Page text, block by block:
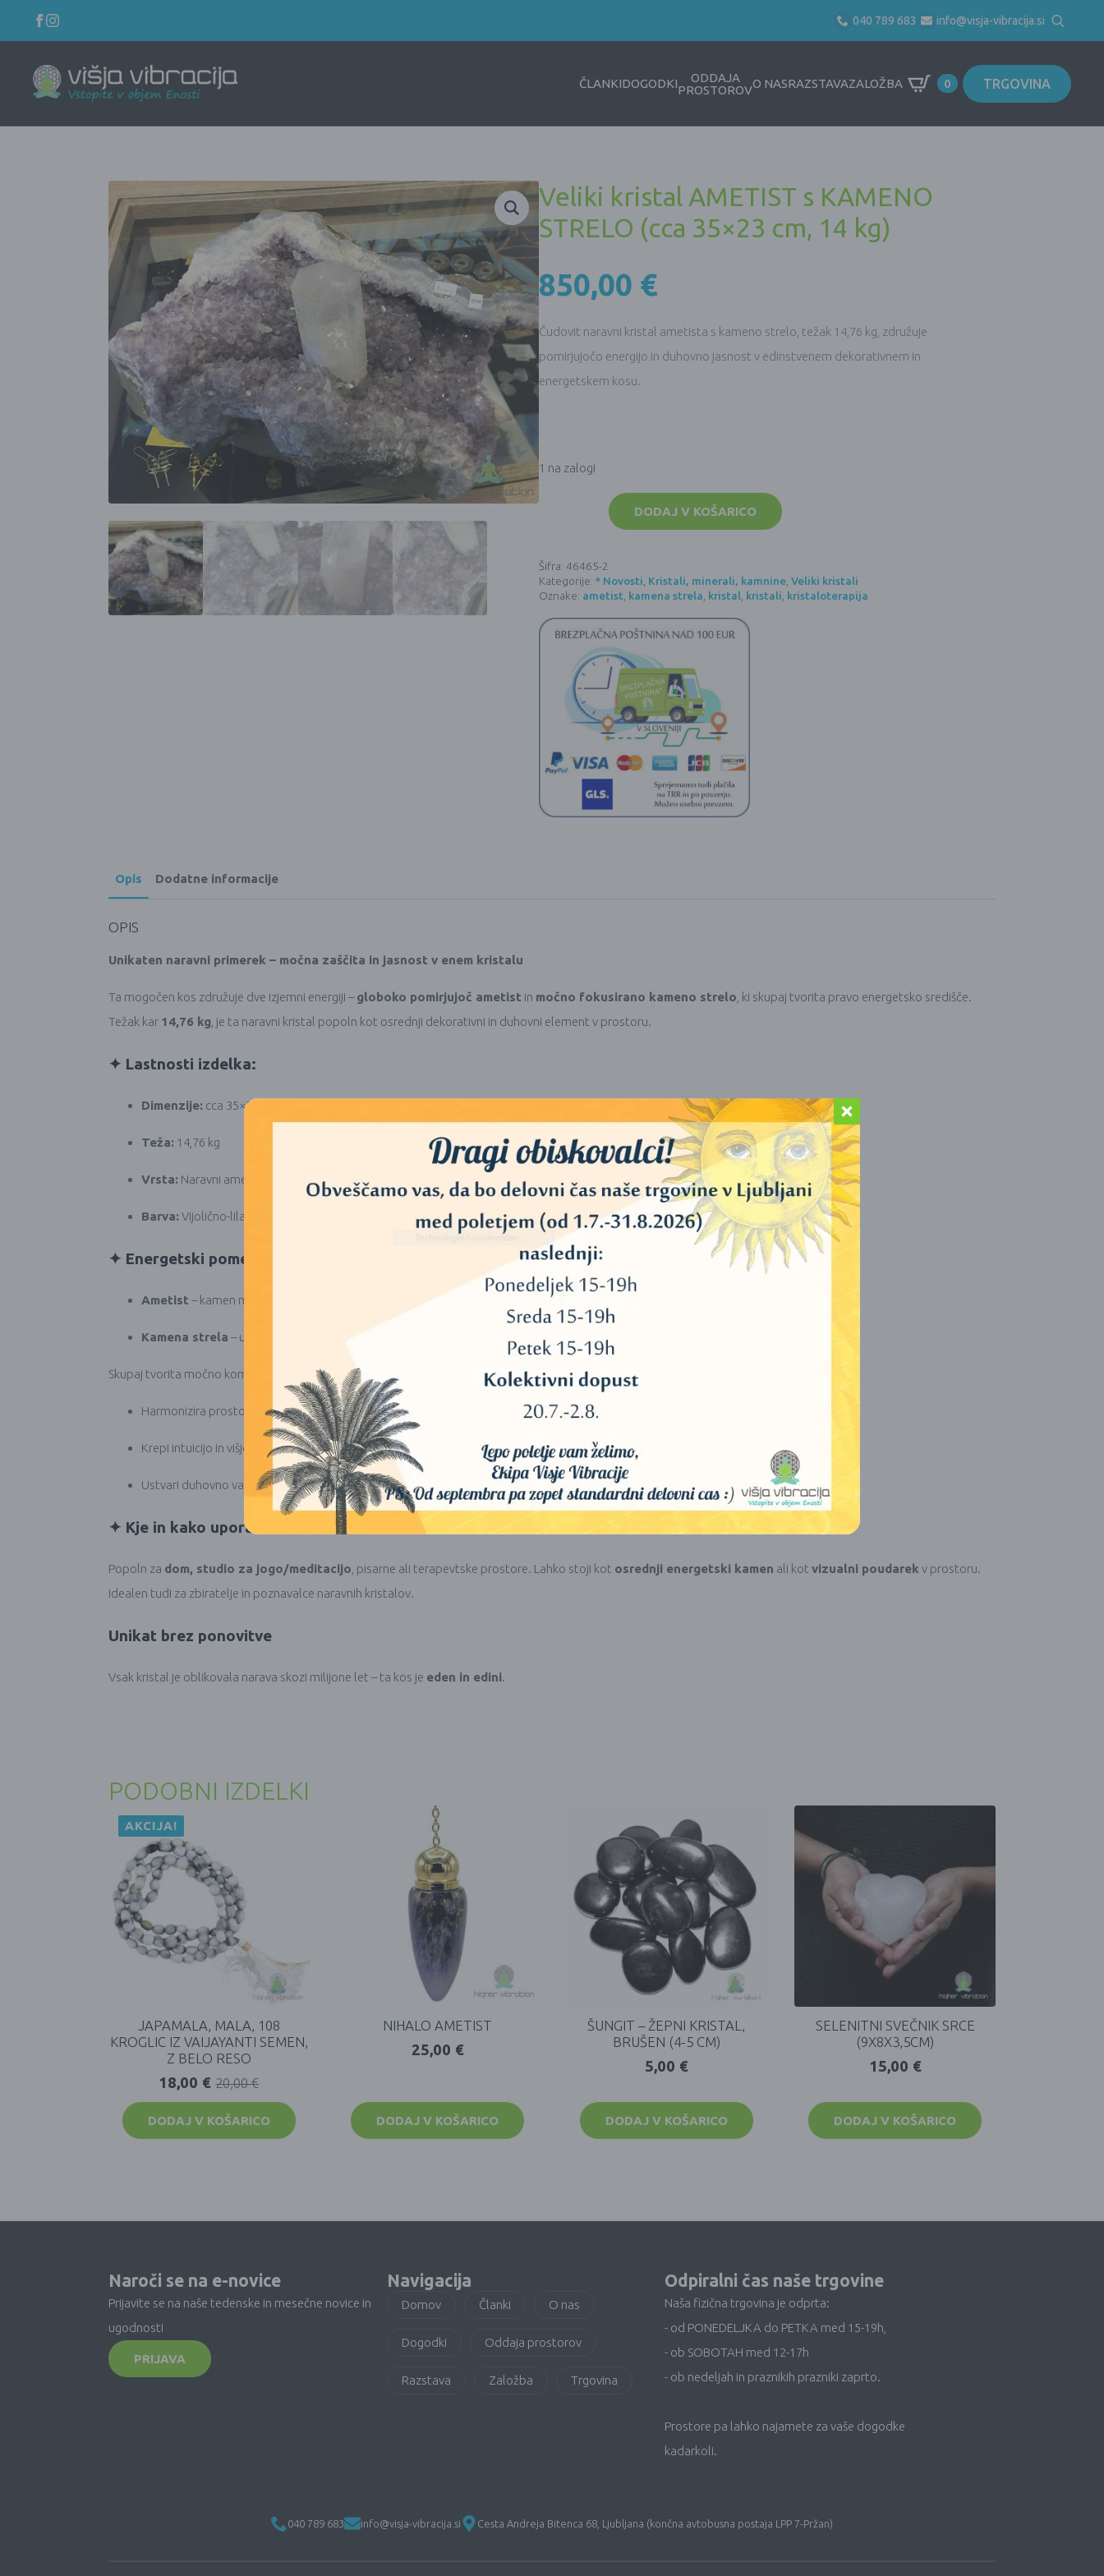
040 789 683 info@visja-vibracija.si
Search
for:
ČLANKIDOGODKI
ODDAJA
PROSTOROVO NASRAZSTAVAZALOŽBA 0 TRGOVINA
Veliki kristal AMETIST s KAMENO
STRELO (cca 35×23 cm, 14 kg)
850,00 €
Čudovit naravni kristal ametista s kameno strelo, težak 14,76 kg, združuje
pomirjujočo energijo in duhovno jasnost v edinstvenem dekorativnem in
energetskem kosu.
1 na zalogi
STRELO
(cca
35x23
cm,
kg)
količina
DODAJ V KOŠARICO
Šifra: 46465-2
Kategorije: * Novosti, Kristali, minerali, kamnine, Veliki kristali
Oznake: ametist, kamena strela, kristal, kristali, kristaloterapija
Opis Dodatne informacije
OPIS
Unikaten naravni primerek – močna zaščita in jasnost v enem kristalu
Ta mogočen kos združuje dve izjemni energiji –globoko pomirjujoč ametist in močno fokusirano kameno strelo , ki skupaj tvorita pravo energetsko središče.
Težak kar 14,76 kg , je ta naravni kristal popoln kot osrednji dekorativni in duhovni element v prostoru.
✦ Lastnosti izdelka:
Dimenzije: cca 35×23 cm
Teža: 14,76 kg
Vrsta: Naravni ametist z vraslo kameno strelo
Barva: Vijolično-lila kristali z mlečno-belim kristalom kamene strele
✦ Energetski pomen:
Ametist – kamen miru, meditacije in zaščite. Pomaga pri sprostitvi, uravnava čustva ter spodbuja duhovno rast.
Kamena strela – univerzalni čistilec, znan kot “ojačevalec” energije. Prinaša jasnost, osredotočenost in okrepi učinke drugih kristalov.
Skupaj tvorita močno kombinacijo, ki:
Harmonizira prostor in odpravlja negativnosti
Krepi intuicijo in višjo zavest
Ustvari duhovno varno okolje za meditacijo ali terapijo
✦ Kje in kako uporabiti:
Popoln za dom, studio za jogo/meditacijo , pisarne ali terapevtske prostore. Lahko stoji kot osrednji energetski kamen ali kot vizualni poudarek v prostoru.
Idealen tudi za zbiratelje in poznavalce naravnih kristalov.
Unikat brez ponovitve
Vsak kristal je oblikovala narava skozi milijone let – ta kos je eden in edini.
PODOBNI IZDELKI
AKCIJA!
JAPAMALA, MALA, 108
KROGLIC IZ VAIJAYANTI SEMEN,
Z BELO RESO
20,00€
18,00 €
DODAJ V KOŠARICO
NIHALO AMETIST
25,00 €
DODAJ V KOŠARICO
ŠUNGIT – ŽEPNI KRISTAL,
BRUŠEN (4-5 CM)
5,00 €
DODAJ V KOŠARICO
SELENITNI SVEČNIK SRCE
(9X8X3,5CM)
15,00 €
DODAJ V KOŠARICO
Naroči se na e-novice
Prijavite se na naše tedenske in mesečne novice in
ugodnosti
PRIJAVA
Navigacija
Domov Članki O nas
Dogodki Oddaja prostorov
Razstava Založba Trgovina
Odpiralni čas naše trgovine
Naša fizična trgovina je odprta:
- od PONEDELJKA do PETKA med 15-19h,
- ob SOBOTAH med 12-17h
- ob nedeljah in praznikih prazniki zaprto.
Prostore pa lahko najamete za vaše dogodke
kadarkoli.
040 789 683 info@visja-vibracija.si Cesta Andreja Bitenca 68, Ljubljana (končna avtobusna postaja LPP 7-Pržan)